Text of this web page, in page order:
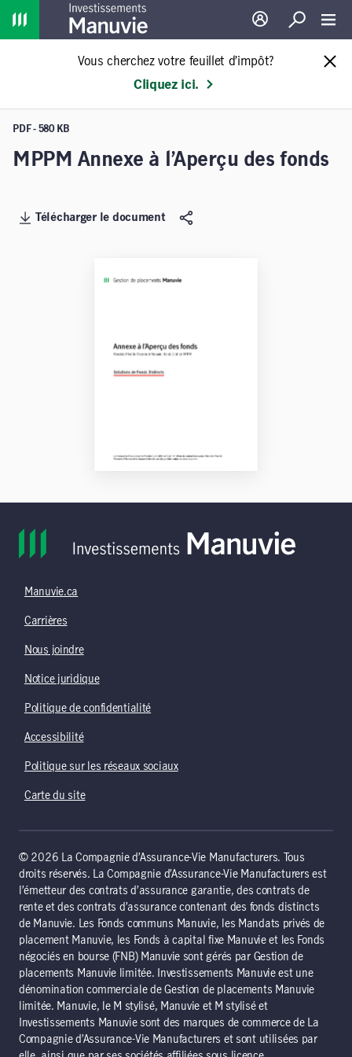
Home
Ouverture de
Recherche
Vous cherchez votre feuillet d’impôt?
Cliquez ici.
PDF - 580 KB
MPPM Annexe à l’Aperçu des fonds
Télécharger le document
Manuvie.ca
Carrières
Nous joindre
Notice juridique
Politique de confidentialité
Accessibilité
Politique sur les réseaux sociaux
Carte du site
© 2026 La Compagnie d’Assurance-Vie Manufacturers. Tous
droits réservés. La Compagnie d’Assurance-Vie Manufacturers est
l’émetteur des contrats d’assurance garantie, des contrats de
rente et des contrats d’assurance contenant des fonds distincts
de Manuvie. Les Fonds communs Manuvie, les Mandats privés de
placement Manuvie, les Fonds à capital fixe Manuvie et les Fonds
négociés en bourse (FNB) Manuvie sont gérés par Gestion de
placements Manuvie limitée. Investissements Manuvie est une
dénomination commerciale de Gestion de placements Manuvie
limitée. Manuvie, le M stylisé, Manuvie et M stylisé et
Investissements Manuvie sont des marques de commerce de La
Compagnie d’Assurance-Vie Manufacturers et sont utilisées par